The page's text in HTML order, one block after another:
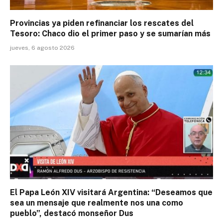
Provincias ya piden refinanciar los rescates del
Tesoro: Chaco dio el primer paso y se sumarían más
jueves, 6 agosto 2026
El Papa León XIV visitará Argentina: “Deseamos que
sea un mensaje que realmente nos una como
pueblo”, destacó monseñor Dus